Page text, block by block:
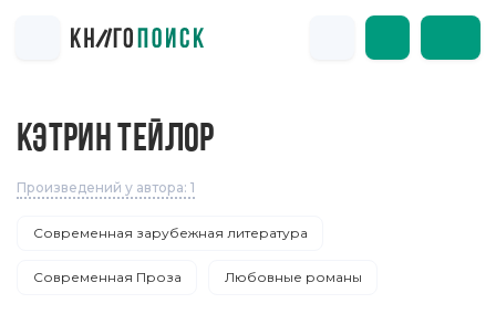
КЭТРИН ТЕЙЛОР
Произведений у автора: 1
Современная зарубежная литература
Современная Проза Любовные романы